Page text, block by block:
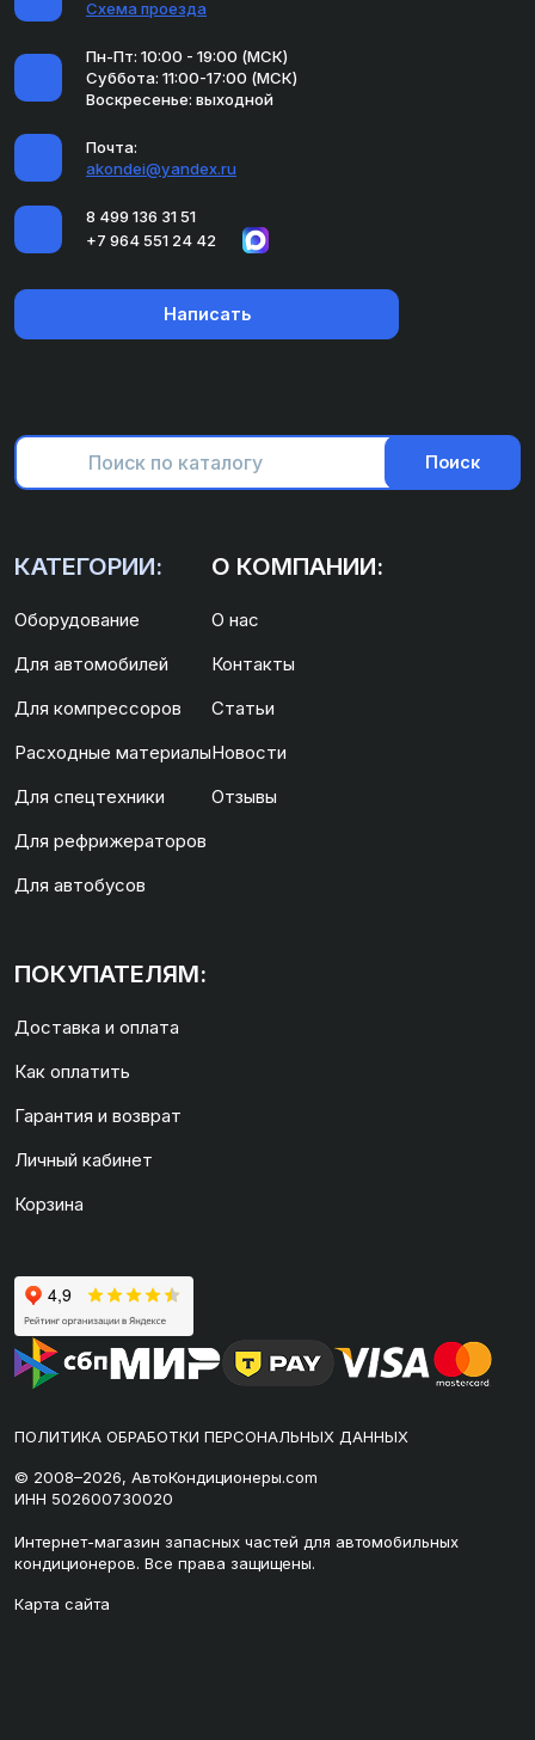
Схема проезда
Пн-Пт: 10:00 - 19:00 (МСК)
Суббота: 11:00-17:00 (МСК)
Воскресенье: выходной
Почта:
akondei@yandex.ru
8 499 136 31 51
+7 964 551 24 42
Написать
Поиск
КАТЕГОРИИ:
Оборудование
Для автомобилей
Для компрессоров
Расходные материалы
Для спецтехники
Для рефрижераторов
Для автобусов
О КОМПАНИИ:
О нас
Контакты
Статьи
Новости
Отзывы
ПОКУПАТЕЛЯМ:
Доставка и оплата
Как оплатить
Гарантия и возврат
Личный кабинет
Корзина
ПОЛИТИКА ОБРАБОТКИ ПЕРСОНАЛЬНЫХ ДАННЫХ
© 2008–2026, АвтоКондиционеры.com
ИНН 502600730020
Интернет-магазин запасных частей для автомобильных
кондиционеров. Все права защищены.
Карта сайта